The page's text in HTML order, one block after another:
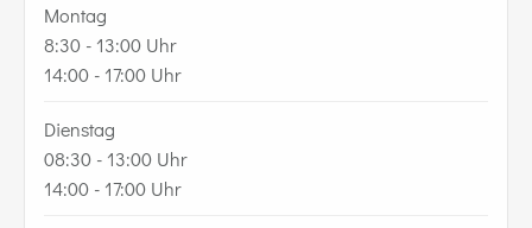
Montag
8:30 - 13:00 Uhr
14:00 - 17:00 Uhr
Dienstag
08:30 - 13:00 Uhr
14:00 - 17:00 Uhr